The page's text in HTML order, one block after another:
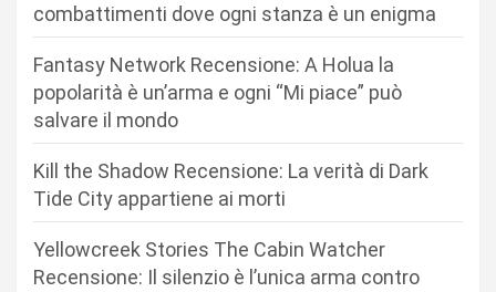
combattimenti dove ogni stanza è un enigma
Fantasy Network Recensione: A Holua la
popolarità è un’arma e ogni “Mi piace” può
salvare il mondo
Kill the Shadow Recensione: La verità di Dark
Tide City appartiene ai morti
Yellowcreek Stories The Cabin Watcher
Recensione: Il silenzio è l’unica arma contro